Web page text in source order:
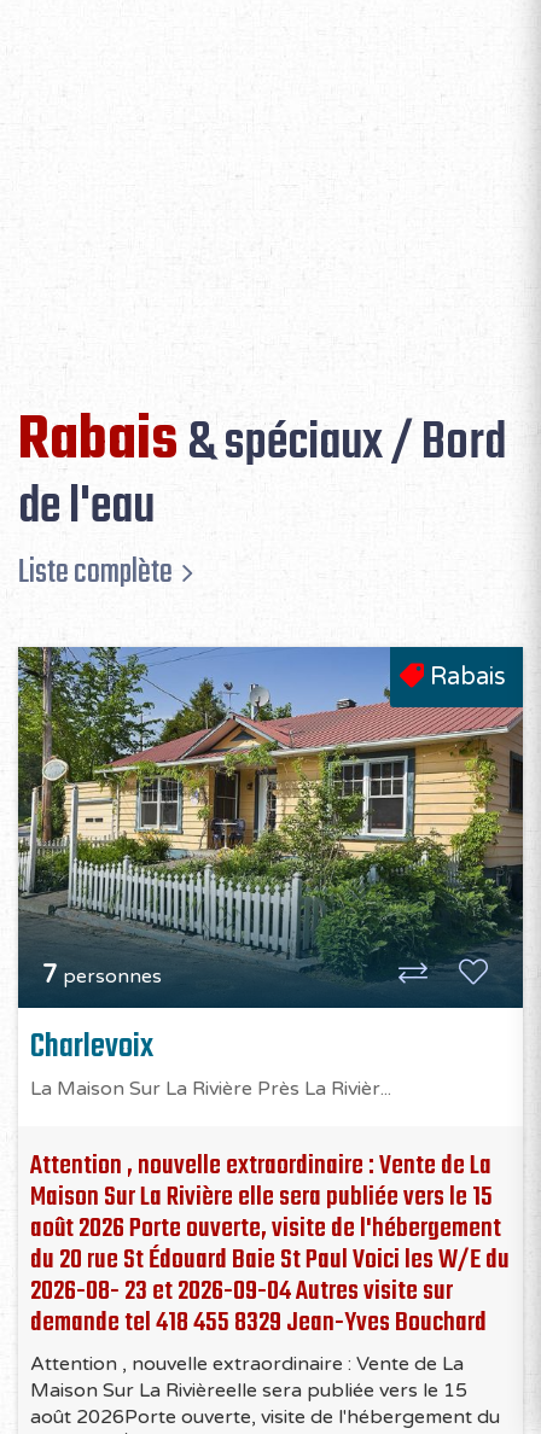
Rabais& spéciaux / Bord
de l'eau
Liste complète
Rabais
7 personnes
Charlevoix
La Maison Sur La Rivière Près La Rivièr...
Attention , nouvelle extraordinaire : Vente de La
Maison Sur La Rivière elle sera publiée vers le 15
août 2026 Porte ouverte, visite de l'hébergement
du 20 rue St Édouard Baie St Paul Voici les W/E du
2026-08- 23 et 2026-09-04 Autres visite sur
demande tel 418 455 8329 Jean-Yves Bouchard
Attention , nouvelle extraordinaire : Vente de La
Maison Sur La Rivièreelle sera publiée vers le 15
août 2026Porte ouverte, visite de l'hébergement du